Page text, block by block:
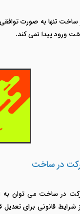
ساخت تنها به صورت
ورود پیدا نمی کند.
در ساخت
در ساخت می توان به
قانونی برای